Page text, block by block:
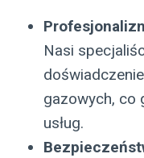
Nasi
gazowych, co
usług.